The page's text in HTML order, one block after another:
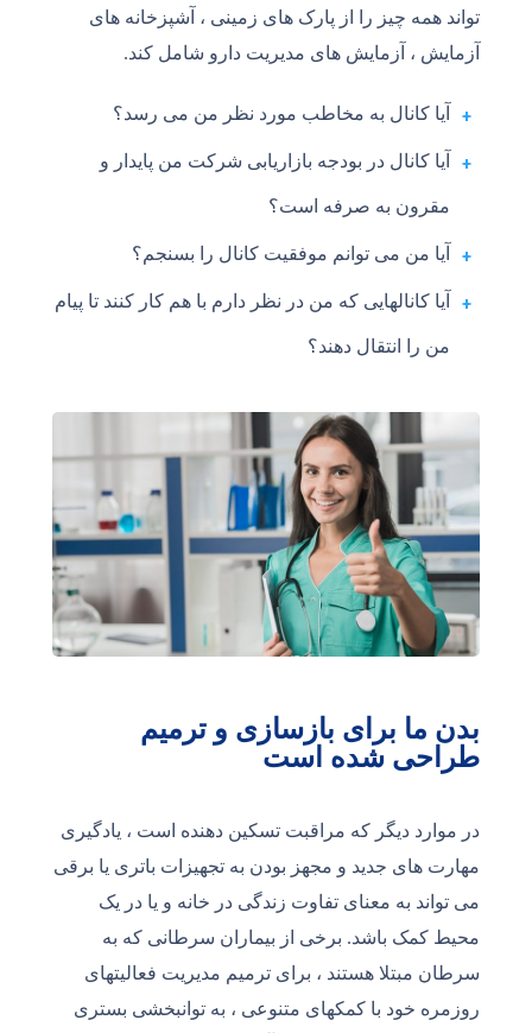
تواند همه چیز را از پارک های زمینی ، آشپزخانه های
آزمایش ، آزمایش های مدیریت دارو شامل کند.
آیا کانال به مخاطب مورد نظر من می رسد؟
آیا کانال در بودجه بازاریابی شرکت من پایدار و
مقرون به صرفه است؟
آیا من می توانم موفقیت کانال را بسنجم؟
آیا کانالهایی که من در نظر دارم با هم کار کنند تا پیام
من را انتقال دهند؟
بدن ما برای بازسازی و ترمیم
طراحی شده است
در موارد دیگر که مراقبت تسکین دهنده است ، یادگیری
مهارت های جدید و مجهز بودن به تجهیزات باتری یا برقی
می تواند به معنای تفاوت زندگی در خانه و یا در یک
محیط کمک باشد. برخی از بیماران سرطانی که به
سرطان مبتلا هستند ، برای ترمیم مدیریت فعالیتهای
روزمره خود با کمکهای متنوعی ، به توانبخشی بستری